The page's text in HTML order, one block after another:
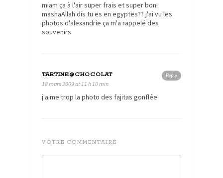
miam ça à l'air super frais et super bon!
mashaAllah dis tu es en egyptes?? j'ai vu les
photos d'alexandrie ça m'a rappelé des
souvenirs
Reply
TARTINE@CHOCOLAT
18 mars 2009 at 11 h 10 min
j'aime trop la photo des fajitas gonflée
VOTRE COMMENTAIRE